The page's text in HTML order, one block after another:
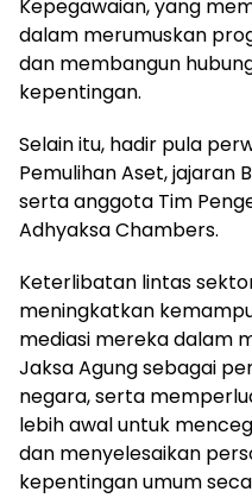
Kepegawaian, yang
dalam merumuskan
dan membangun
kepentingan.
Selain itu, hadir pula
Pemulihan Aset, jajaran
serta anggota Tim
Adhyaksa Chambers.
Keterlibatan lintas
meningkatkan
mediasi mereka dalam
Jaksa Agung sebagai
negara, serta
lebih awal untuk
dan menyelesaikan
kepentingan umum